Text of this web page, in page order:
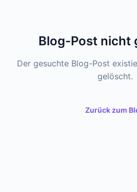
Blog-Post nicht
Der gesuchte Blog-Post
gelöscht.
Zurück zum